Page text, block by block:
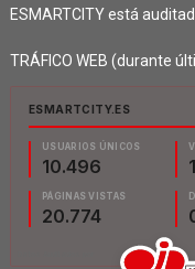
ESMARTCITY está
TRÁFICO WEB (durante